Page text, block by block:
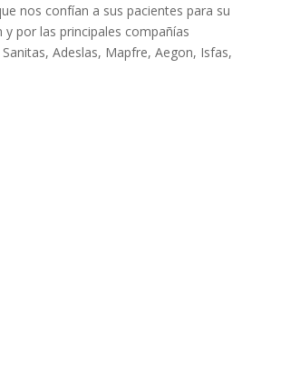
nos confían a sus pacientes para su
y por las principales compañías
Adeslas, Mapfre, Aegon, Isfas,